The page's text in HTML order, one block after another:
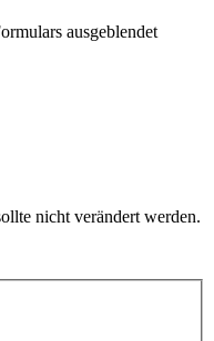
ausgeblendet
nicht verändert werden.